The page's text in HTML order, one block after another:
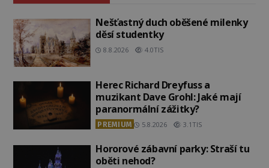
Nešťastný duch oběšené milenky
děsí studentky
8.8.2026 4.0TIS
Herec Richard Dreyfuss a
muzikant Dave Grohl: Jaké mají
paranormální zážitky?
PREMIUM 5.8.2026 3.1TIS
Hororové zábavní parky: Straší tu
oběti nehod?